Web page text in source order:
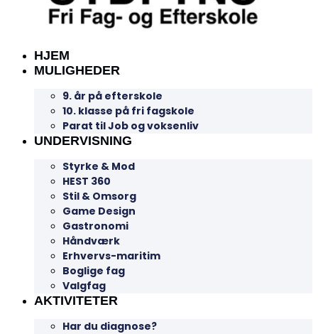
HJEM
MULIGHEDER
9. år på efterskole
10. klasse på fri fagskole
Parat til Job og voksenliv
UNDERVISNING
Styrke & Mod
HEST 360
Stil & Omsorg
Game Design
Gastronomi
Håndværk
Erhvervs-maritim
Boglige fag
Valgfag
AKTIVITETER
Har du diagnose?